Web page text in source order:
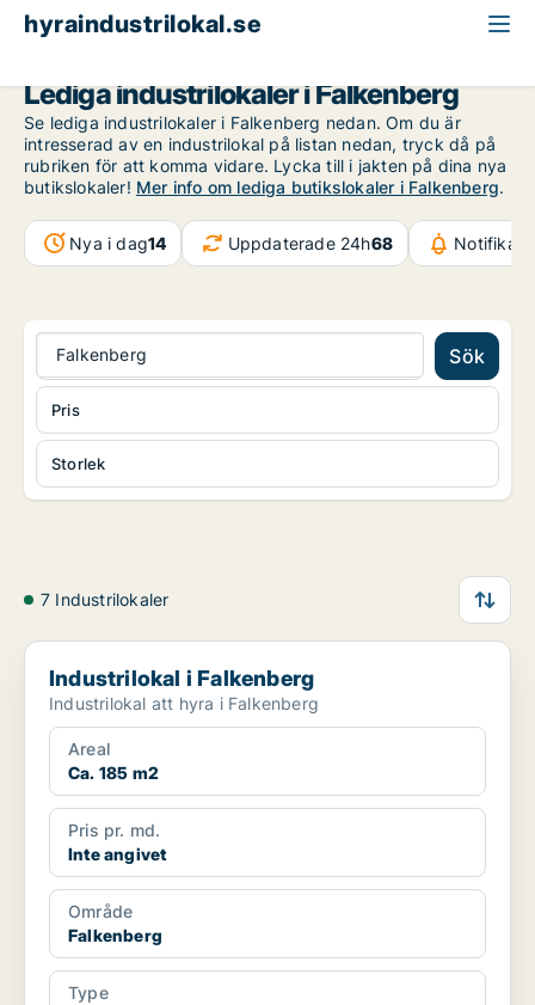
hyraindustrilokal.se
Lediga industrilokaler i Falkenberg
Se lediga industrilokaler i Falkenberg nedan. Om du är
intresserad av en industrilokal på listan nedan, tryck då på
rubriken för att komma vidare. Lycka till i jakten på dina nya
butikslokaler! Mer info om lediga butikslokaler i Falkenberg.
Nya i dag14 Uppdaterade 24h68
Falkenberg Sök
Storlek
Pris
7 Industrilokaler
Industrilokal i Falkenberg
Industrilokal i Falkenberg
Industrilokal att hyra i Falkenberg
Areal
Ca. 185 m2
Pris pr. md.
Inte angivet
Område
Falkenberg
Type